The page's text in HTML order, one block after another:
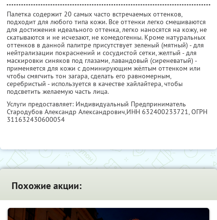
Палетка содержит 20 самых часто встречаемых оттенков,
подходит для любого типа кожи. Все оттенки легко смешиваются
для достижения идеального оттенка, легко наносятся на кожу, не
скатываются и не исчезают, не комедогенны. Кроме натуральных
оттенков в данной палитре присутствует зеленый (мятный) - для
нейтрализации покраснений и сосудистой сетки, желтый - для
маскировки синяков под глазами, лавандовый (сиреневатый) -
применяется для кожи с доминирующим жёлтым оттенком или
чтобы смягчить тон загара, сделать его равномерным,
серебристый - используется в качестве хайлайтера, чтобы
подсветить желаемую часть лица.
Услуги предоставляет: Индивидуальный Предприниматель
Стародубов Александр Александрович,ИНН 632400233721, ОГРН
311632430600054
Похожие акции: